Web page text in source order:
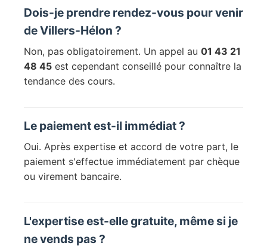
Dois-je prendre rendez-vous pour venir
de Villers-Hélon ?
Non, pas obligatoirement. Un appel au 01 43 21
48 45 est cependant conseillé pour connaître la
tendance des cours.
Le paiement est-il immédiat ?
Oui. Après expertise et accord de votre part, le
paiement s'effectue immédiatement par chèque
ou virement bancaire.
L'expertise est-elle gratuite, même si je
ne vends pas ?